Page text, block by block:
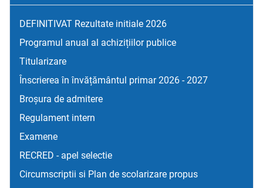
DEFINITIVAT Rezultate initiale 2026
Programul anual al achizițiilor publice
Titularizare
Înscrierea în învățământul primar 2026 - 2027
Broșura de admitere
Regulament intern
Examene
RECRED - apel selectie
Circumscriptii si Plan de scolarizare propus